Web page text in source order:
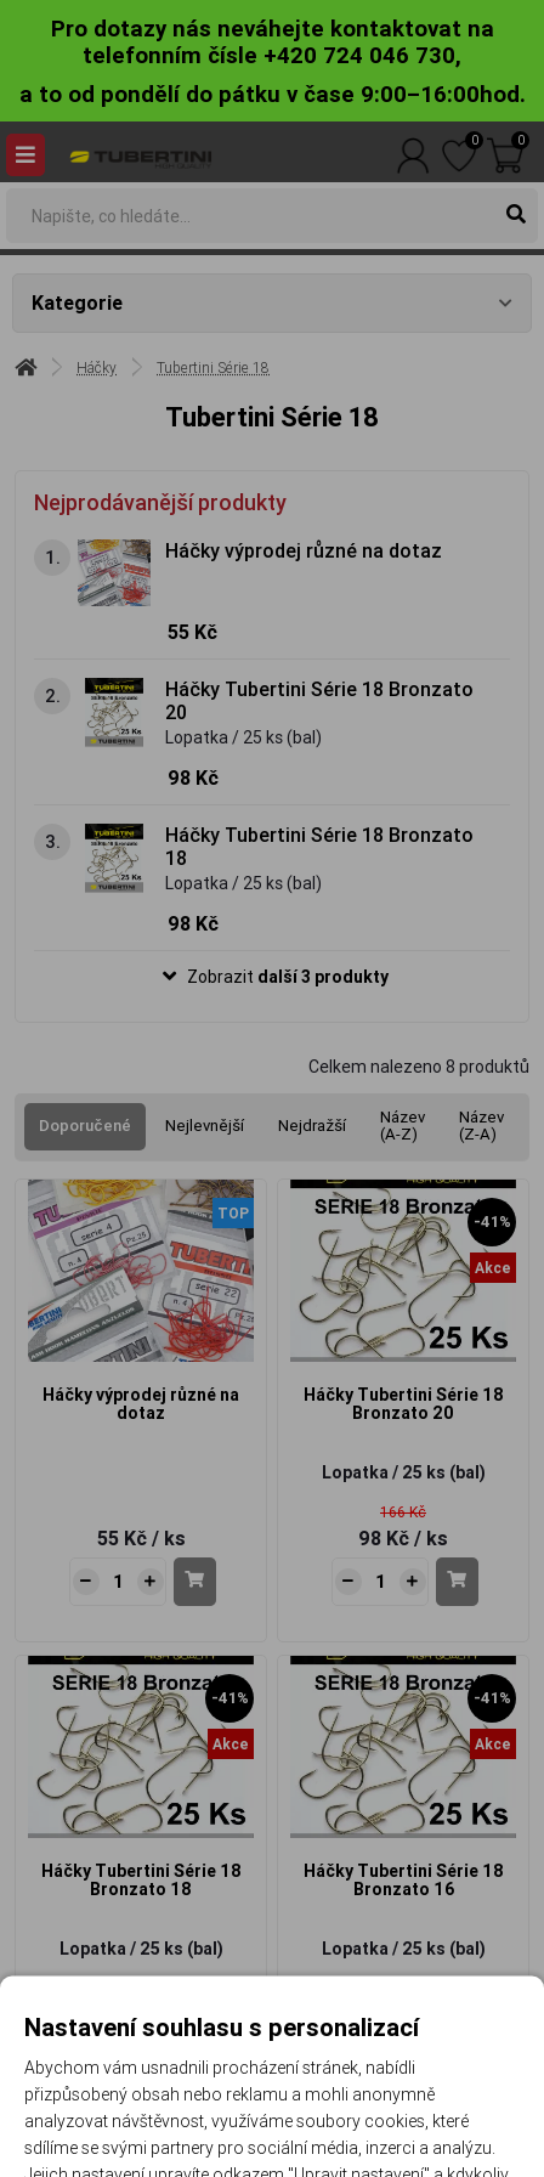
Pro dotazy nás neváhejte kontaktovat na
telefonním čísle +420 724 046 730,
a to od pondělí do pátku v čase 9:00–16:00hod.
0 0
Kategorie
Háčky Tubertini Série 18
Tubertini Série 18
Nejprodávanější produkty
1. Háčky výprodej různé na dotaz
55 Kč
2.
Háčky Tubertini Série 18 Bronzato
20
Lopatka / 25 ks (bal)
98 Kč
3.
Háčky Tubertini Série 18 Bronzato
18
Lopatka / 25 ks (bal)
98 Kč
Zobrazit další 3 produkty
Celkem nalezeno 8 produktů
Doporučené Nejlevnější Nejdražší
Název
(A-Z)
Název
(Z-A)
TOP
Háčky výprodej různé na
dotaz
55 Kč / ks
-41%
Akce
Háčky Tubertini Série 18
Bronzato 20
Lopatka / 25 ks (bal)
166 Kč
98 Kč / ks
-41%
Akce
Háčky Tubertini Série 18
Bronzato 18
Lopatka / 25 ks (bal)
98 Kč / ks
-41%
Akce
Háčky Tubertini Série 18
Bronzato 16
Lopatka / 25 ks (bal)
98 Kč / ks
Nastavení souhlasu s personalizací
Abychom vám usnadnili procházení stránek, nabídli
přizpůsobený obsah nebo reklamu a mohli anonymně
analyzovat návštěvnost, využíváme soubory cookies, které
sdílíme se svými partnery pro sociální média, inzerci a analýzu.